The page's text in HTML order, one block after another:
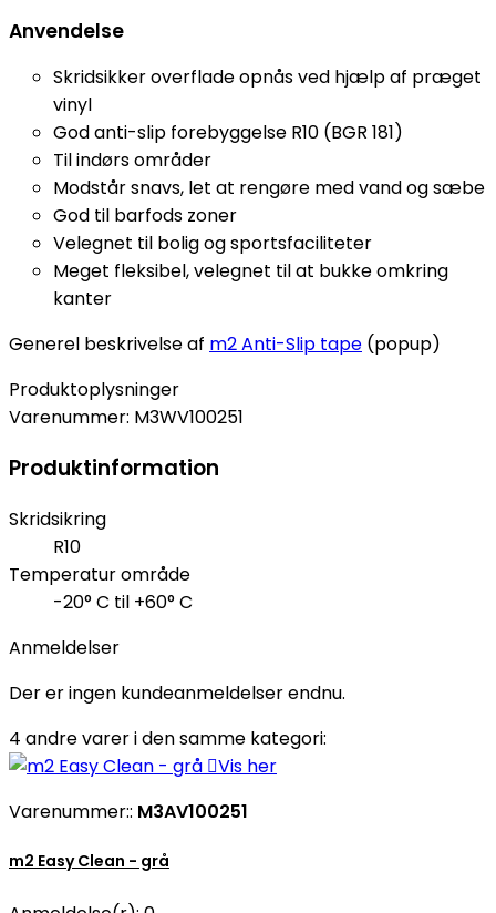
Anvendelse
Skridsikker overflade opnås ved hjælp af præget
vinyl
God anti-slip forebyggelse R10 (BGR 181)
Til indørs områder
Modstår snavs, let at rengøre med vand og sæbe
God til barfods zoner
Velegnet til bolig og sportsfaciliteter
Meget fleksibel, velegnet til at bukke omkring
kanter
Generel beskrivelse af m2 Anti-Slip tape (popup)
Produktoplysninger
Varenummer: M3WV100251
Produktinformation
Skridsikring
R10
Temperatur område
-20° C til +60° C
Anmeldelser
Der er ingen kundeanmeldelser endnu.
4 andre varer i den samme kategori:
Vis her
Varenummer:: M3AV100251
m2 Easy Clean - grå